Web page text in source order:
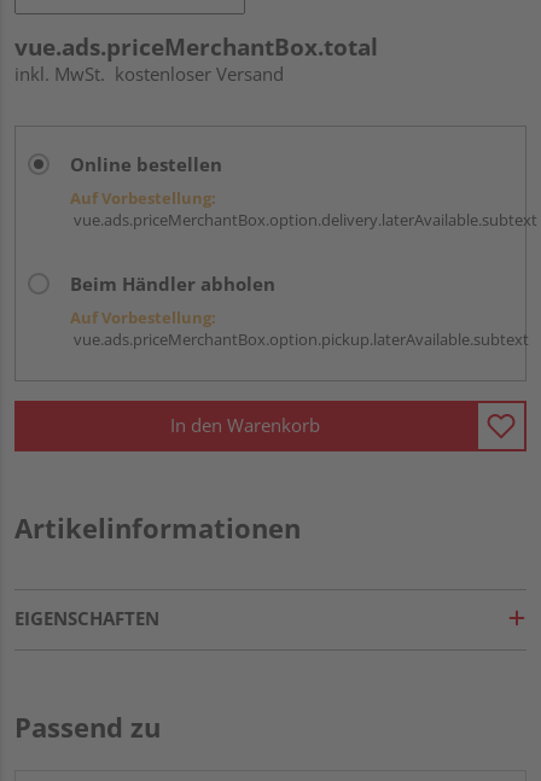
vue.ads.priceMerchantBox.total
inkl. MwSt. kostenloser Versand
Online bestellen
Auf Vorbestellung:
vue.ads.priceMerchantBox.option.delivery.laterAvailable.subtext
Beim Händler abholen
Auf Vorbestellung:
vue.ads.priceMerchantBox.option.pickup.laterAvailable.subtext
In den Warenkorb
Artikelinformationen
EIGENSCHAFTEN
Passend zu